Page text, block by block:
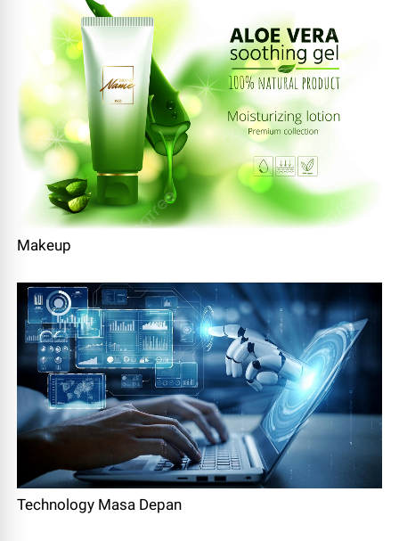
Makeup
Technology Masa Depan